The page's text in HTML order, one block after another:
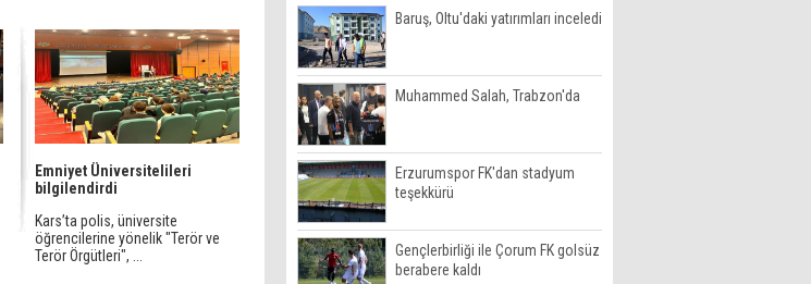
Emniyet Üniversitelileri
bilgilendirdi
Kars’ta polis, üniversite
öğrencilerine yönelik "Terör ve
Terör Örgütleri", ...
Baruş, Oltu'daki yatırımları inceledi
Muhammed Salah, Trabzon'da
Erzurumspor FK'dan stadyum
teşekkürü
Gençlerbirliği ile Çorum FK golsüz
berabere kaldı